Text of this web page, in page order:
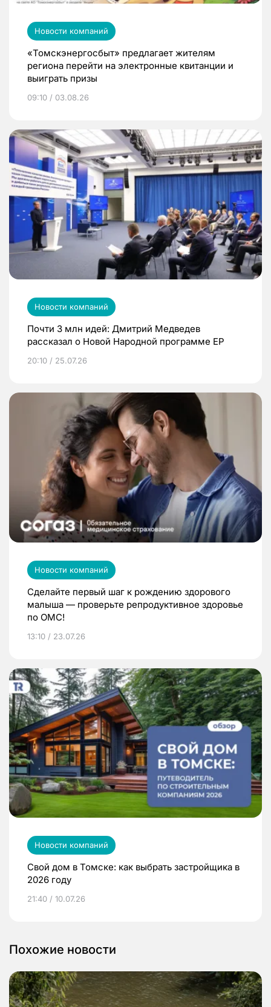
Новости компаний
«Томскэнергосбыт» предлагает жителям
региона перейти на электронные квитанции и
выиграть призы
09:10 / 03.08.26
Новости компаний
Почти 3 млн идей: Дмитрий Медведев
рассказал о Новой Народной программе ЕР
20:10 / 25.07.26
Новости компаний
Сделайте первый шаг к рождению здорового
малыша — проверьте репродуктивное здоровье
по ОМС!
13:10 / 23.07.26
Новости компаний
Свой дом в Томске: как выбрать застройщика в
2026 году
21:40 / 10.07.26
Похожие новости